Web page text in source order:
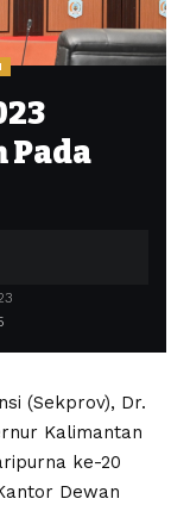
Pada
(Sekprov), Dr.
Kalimantan
ke-20
Dewan